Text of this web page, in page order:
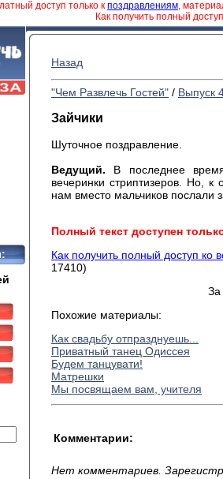
доступ только к поздравлениям,
Как получить полный
Назад
"Чем Развлечь Гостей" / Выпуск
Зайчики
Шуточное поздравление.
Ведущий. В последнее
вечеринки стриптизеров. Но,
нам вместо мальчиков послали
Полный текст доступен
Как получить полный доступ ко
17410)
За
Похожие материалы:
Как свадьбу отпразднуешь...
Приватный танец Одиссея
Будем танцувати!
Матрешки
Мы посвящаем вам, учителя
Комментарии:
Нет комментариев.